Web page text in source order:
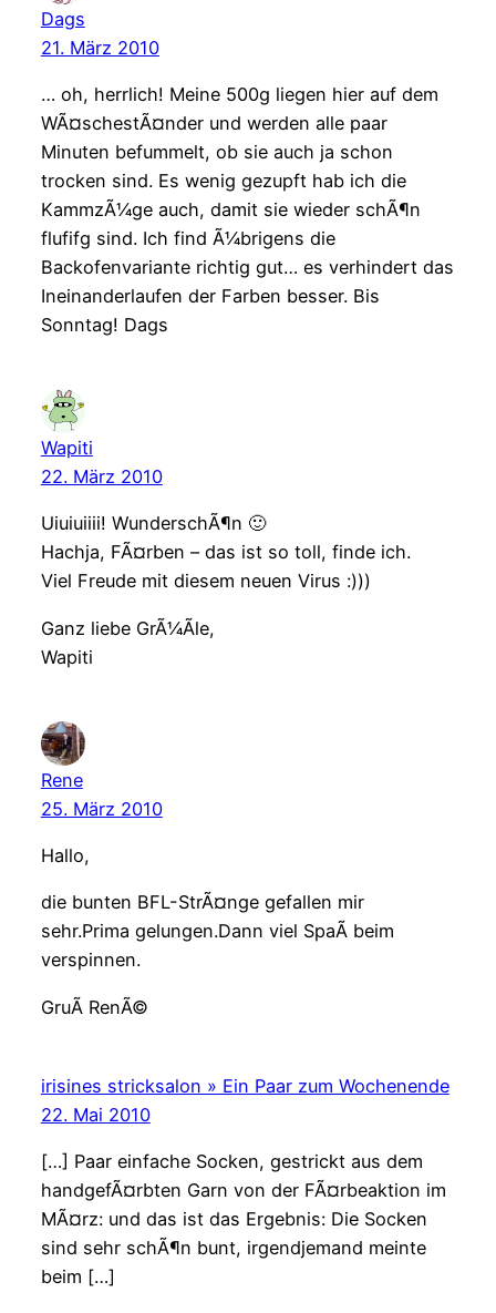
Dags
21. März 2010
… oh, herrlich! Meine 500g liegen hier auf dem
WÃ¤schestÃ¤nder und werden alle paar
Minuten befummelt, ob sie auch ja schon
trocken sind. Es wenig gezupft hab ich die
KammzÃ¼ge auch, damit sie wieder schÃ¶n
flufifg sind. Ich find Ã¼brigens die
Backofenvariante richtig gut… es verhindert das
Ineinanderlaufen der Farben besser. Bis
Sonntag! Dags
Wapiti
22. März 2010
Uiuiuiiii! WunderschÃ¶n 🙂
Hachja, FÃ¤rben – das ist so toll, finde ich.
Viel Freude mit diesem neuen Virus :)))
Ganz liebe GrÃ¼Ãle,
Wapiti
Rene
25. März 2010
Hallo,
die bunten BFL-StrÃ¤nge gefallen mir
sehr.Prima gelungen.Dann viel SpaÃ beim
verspinnen.
GruÃ RenÃ©
irisines stricksalon » Ein Paar zum Wochenende
22. Mai 2010
[…] Paar einfache Socken, gestrickt aus dem
handgefÃ¤rbten Garn von der FÃ¤rbeaktion im
MÃ¤rz: und das ist das Ergebnis: Die Socken
sind sehr schÃ¶n bunt, irgendjemand meinte
beim […]